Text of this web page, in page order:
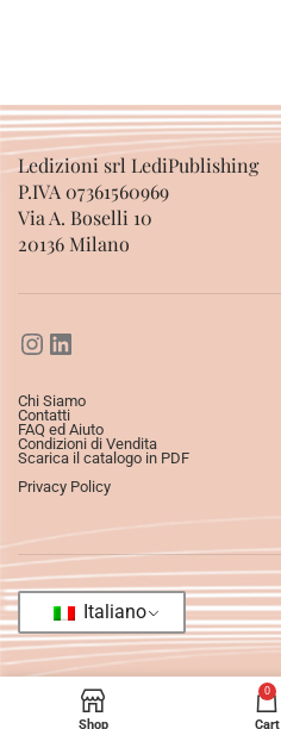
Ledizioni srl LediPublishing
P.IVA 07361560969
Via A. Boselli 10
20136 Milano
Chi Siamo
Contatti
FAQ ed Aiuto
Condizioni di Vendita
Scarica il catalogo in PDF
Privacy Policy
Italiano
Shop
0
Cart